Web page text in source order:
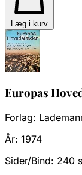
Læg i kurv
Europas
Forlag:
År: 1974
Sider/Bind: 240